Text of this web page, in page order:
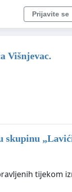
Prijavite se
Višnjevac.
tijekom